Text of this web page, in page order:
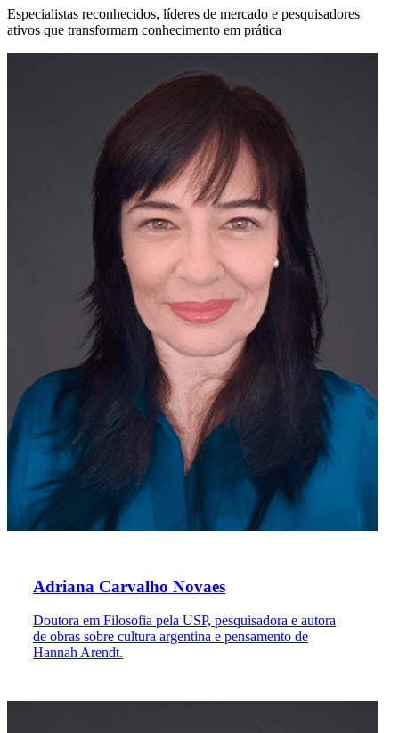
Especialistas reconhecidos, líderes de mercado e pesquisadores
ativos que transformam conhecimento em prática
Adriana Carvalho Novaes
Doutora em Filosofia pela USP, pesquisadora e autora
de obras sobre cultura argentina e pensamento de
Hannah Arendt.